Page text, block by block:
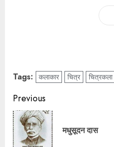
Tags: कलाकार चित्र चित्रकला
Previous
मधुसूदन दास